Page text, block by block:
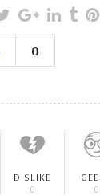
0
DISLIKE
0
0